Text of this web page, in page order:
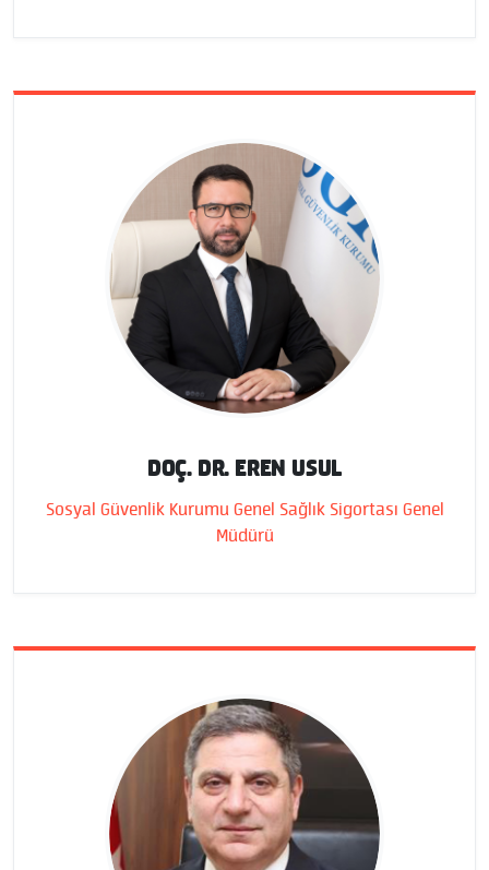
DOÇ. DR. EREN USUL
Sosyal Güvenlik Kurumu Genel Sağlık Sigortası Genel
Müdürü